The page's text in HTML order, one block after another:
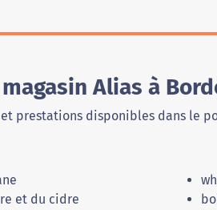
Alias à
prestations disponibles dans le
et du cidre